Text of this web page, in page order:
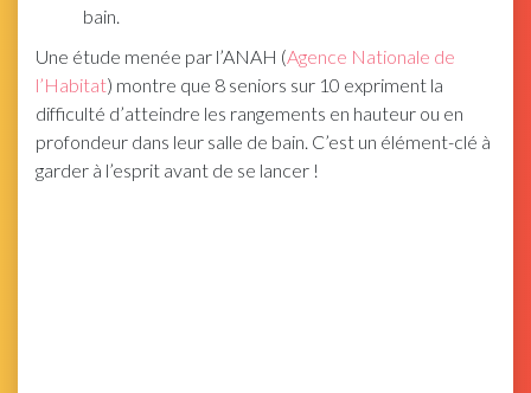
bain.
Une étude menée par l’ANAH (Agence Nationale de
l’Habitat) montre que 8 seniors sur 10 expriment la
difficulté d’atteindre les rangements en hauteur ou en
profondeur dans leur salle de bain. C’est un élément-clé à
garder à l’esprit avant de se lancer !